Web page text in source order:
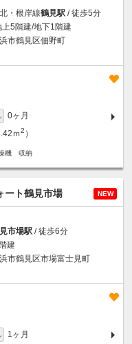
・根岸線鶴見駅 / 徒歩5分
上5階建/地下1階建
市鶴見区佃野町
0ヶ月
ｍ2 ）
機 収納
ート鶴見市場 NEW
市場駅 / 徒歩6分
建
市鶴見区市場富士見町
1ヶ月